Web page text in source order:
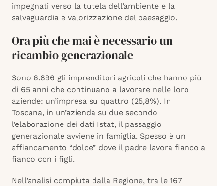
impegnati verso la tutela dell’ambiente e la
salvaguardia e valorizzazione del paesaggio.
Ora più che mai è necessario un
ricambio generazionale
Sono 6.896 gli imprenditori agricoli che hanno più
di 65 anni che continuano a lavorare nelle loro
aziende: un’impresa su quattro (25,8%). In
Toscana, in un’azienda su due secondo
l’elaborazione dei dati Istat, il passaggio
generazionale avviene in famiglia. Spesso è un
affiancamento “dolce” dove il padre lavora fianco a
fianco con i figli.
Nell’analisi compiuta dalla Regione, tra le 167